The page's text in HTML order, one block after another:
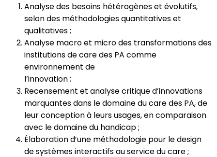
Analyse des besoins hétérogènes et évolutifs,
selon des méthodologies quantitatives et
qualitatives ;
Analyse macro et micro des transformations des
institutions de care des PA comme
environnement de
l’innovation ;
Recensement et analyse critique d’innovations
marquantes dans le domaine du care des PA, de
leur conception à leurs usages, en comparaison
avec le domaine du handicap ;
Élaboration d’une méthodologie pour le design
de systèmes interactifs au service du care ;